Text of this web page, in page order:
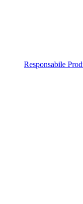
Responsabile